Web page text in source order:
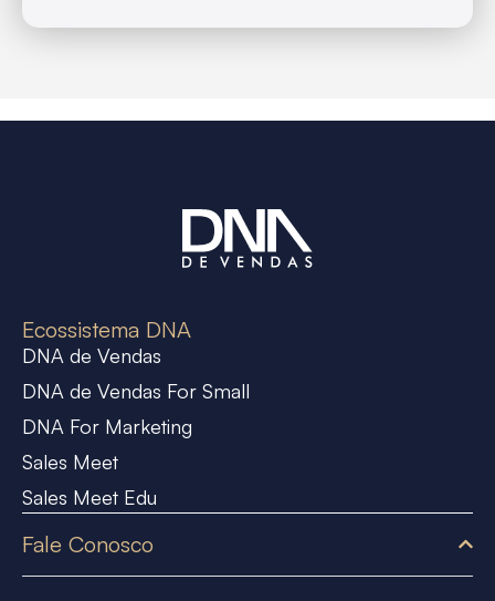
Ecossistema DNA
DNA de Vendas
DNA de Vendas For Small
DNA For Marketing
Sales Meet
Sales Meet Edu
Fale Conosco